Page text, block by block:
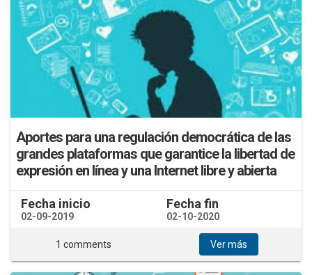
Aportes para una regulación democrática de las
grandes plataformas que garantice la libertad de
expresión en línea y una Internet libre y abierta
Fecha inicio
02-09-2019
Fecha fin
02-10-2020
1 comments Ver más